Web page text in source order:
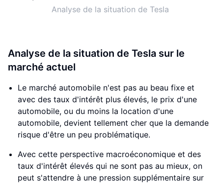
Analyse de la situation de Tesla
Analyse de la situation de Tesla sur le
marché actuel
Le marché automobile n'est pas au beau fixe et
avec des taux d'intérêt plus élevés, le prix d'une
automobile, ou du moins la location d'une
automobile, devient tellement cher que la demande
risque d'être un peu problématique.
Avec cette perspective macroéconomique et des
taux d'intérêt élevés qui ne sont pas au mieux, on
peut s'attendre à une pression supplémentaire sur